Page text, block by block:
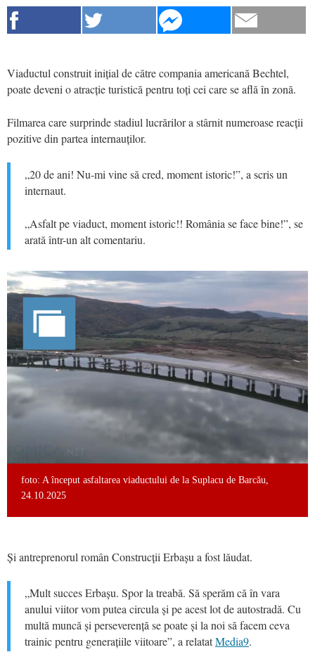
Viaductul construit inițial de către compania americană Bechtel,
poate deveni o atracție turistică pentru toți cei care se află în zonă.
Filmarea care surprinde stadiul lucrărilor a stârnit numeroase reacții
pozitive din partea internauților.
„20 de ani! Nu-mi vine să cred, moment istoric!”, a scris un
internaut.
„Asfalt pe viaduct, moment istoric!! România se face bine!”, se
arată într-un alt comentariu.
foto: A început asfaltarea viaductului de la Suplacu de Barcău,
24.10.2025
Și antreprenorul român Construcții Erbașu a fost lăudat.
„Mult succes Erbașu. Spor la treabă. Să sperăm că în vara
anului viitor vom putea circula și pe acest lot de autostradă. Cu
multă muncă și perseverență se poate și la noi să facem ceva
trainic pentru generațiile viitoare”, a relatatMedia9.